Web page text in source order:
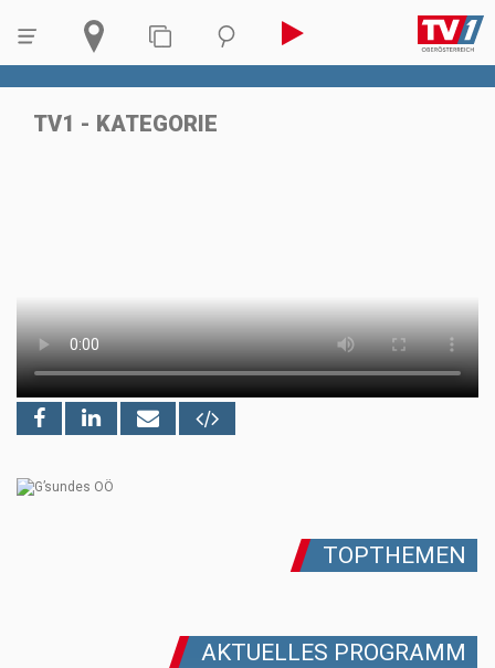
TV1 - KATEGORIE
TOPTHEMEN
AKTUELLES PROGRAMM